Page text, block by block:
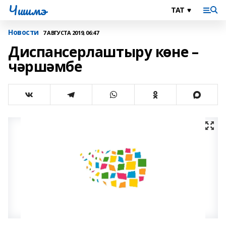
Чишмэ
Новости 7 АВГУСТА 2019, 06:47
Диспансерлаштыру көне –
чәршәмбе